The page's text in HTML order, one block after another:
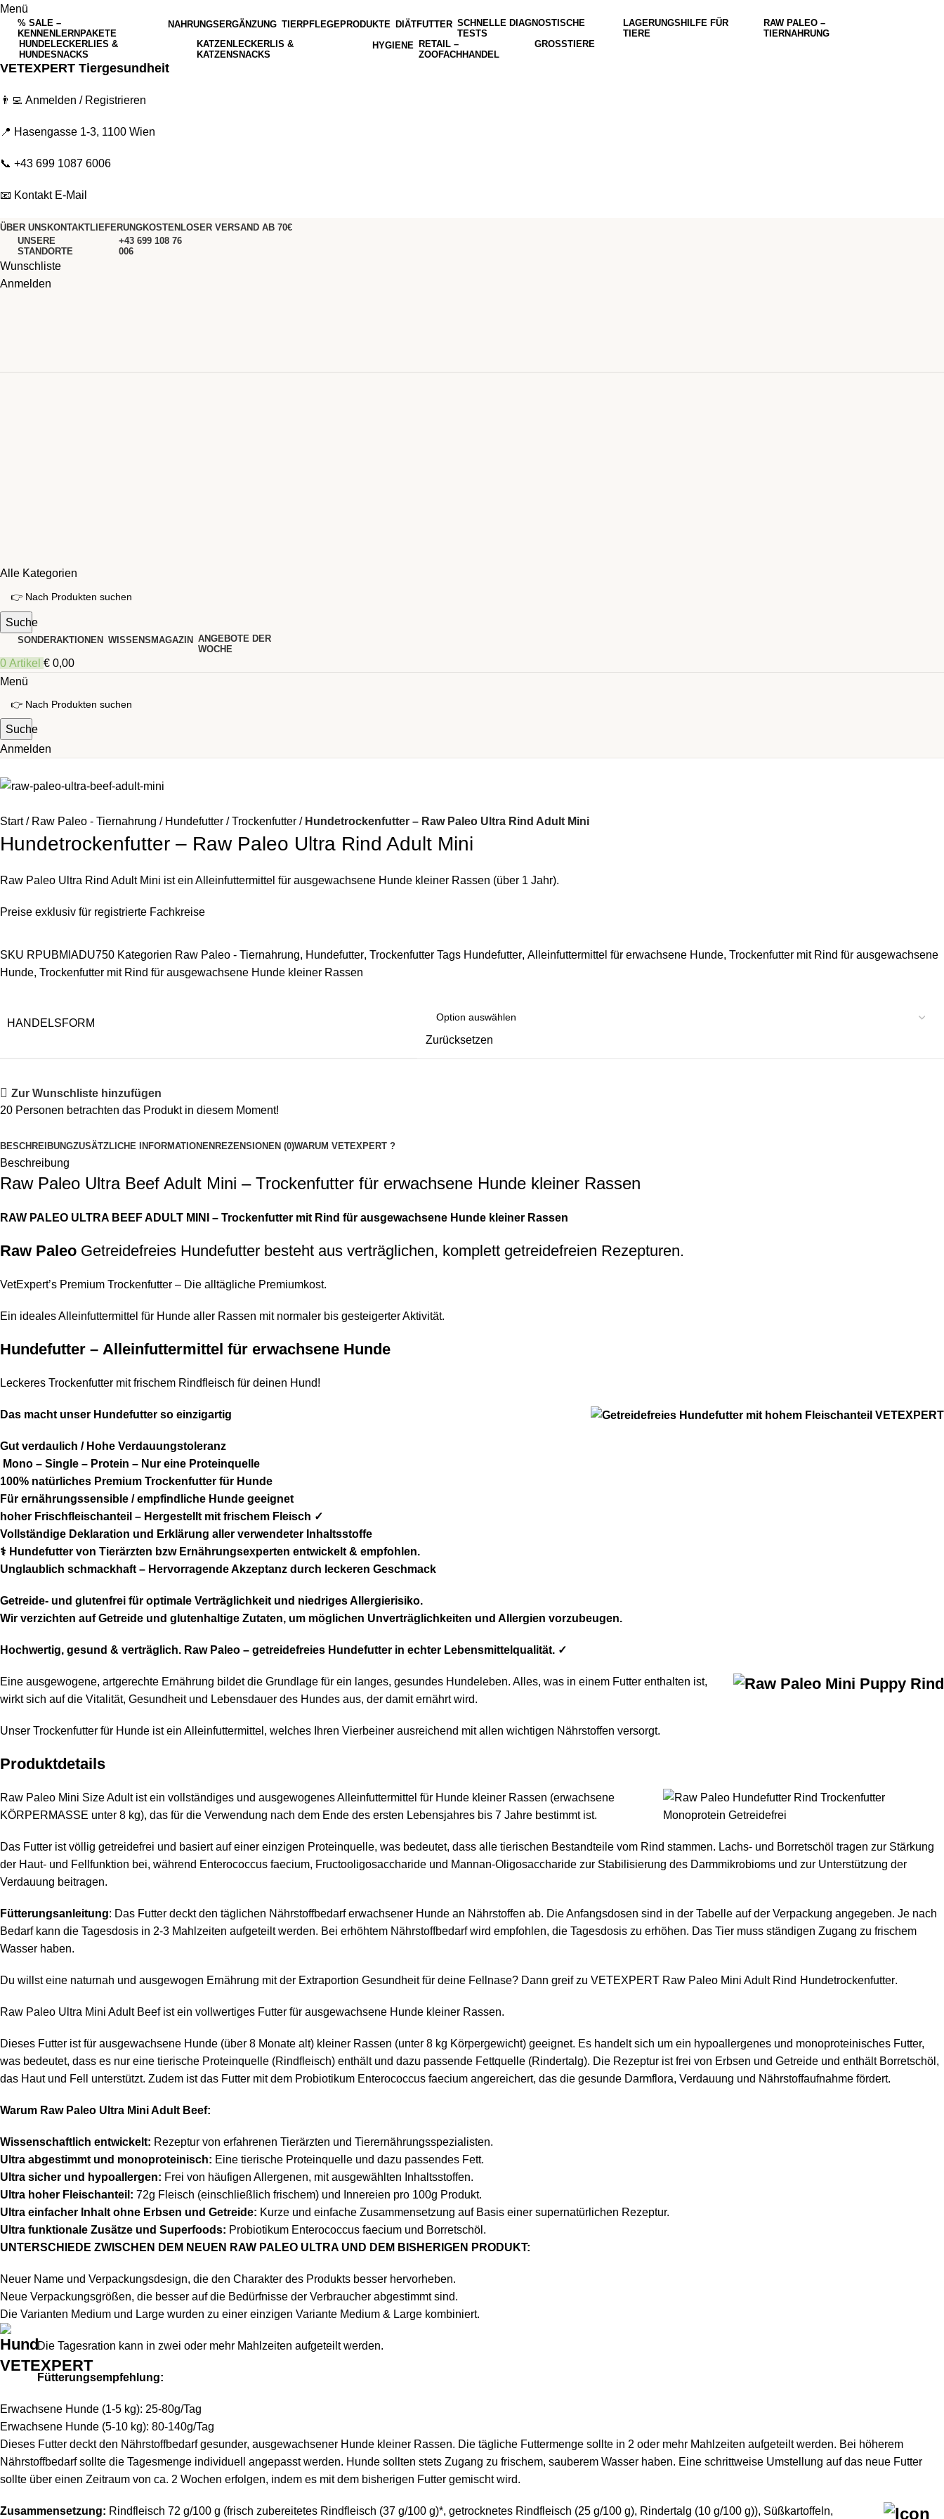
Menü
% SALE –
KENNENLERNPAKETE
NAHRUNGSERGÄNZUNG TIERPFLEGEPRODUKTE DIÄTFUTTER SCHNELLE DIAGNOSTISCHE
TESTS
LAGERUNGSHILFE FÜR
TIERE
RAW PALEO –
TIERNAHRUNG
HUNDELECKERLIES &
HUNDESNACKS
KATZENLECKERLIS &
KATZENSNACKS
HYGIENE
RETAIL –
ZOOFACHHANDEL
GROSSTIERE
VETEXPERT Tiergesundheit
👨‍💻 Anmelden / Registrieren
📍 Hasengasse 1-3, 1100 Wien
📞 +43 699 1087 6006
📧 Kontakt E-Mail
ÜBER UNS KONTAKTLIEFERUNGKOSTENLOSER VERSAND AB 70€
UNSERE
STANDORTE
+43 699 108 76
006
Wunschliste
Anmelden
Alle Kategorien
Suche
SONDERAKTIONEN WISSENSMAGAZIN ANGEBOTE DER
WOCHE
0 Artikel € 0,00
Menü
Suche
Anmelden
Start Raw Paleo - Tiernahrung Hundefutter Trockenfutter Hundetrockenfutter – Raw Paleo Ultra Rind Adult Mini
Hundetrockenfutter – Raw Paleo Ultra Rind Adult Mini
Raw Paleo Ultra Rind Adult Mini ist ein Alleinfuttermittel für ausgewachsene Hunde kleiner Rassen (über 1 Jahr).
Preise exklusiv für registrierte Fachkreise
SKU RPUBMIADU750 Kategorien Raw Paleo - Tiernahrung, Hundefutter, Trockenfutter Tags Hundefutter, Alleinfuttermittel für erwachsene Hunde, Trockenfutter mit Rind für ausgewachsene
Hunde, Trockenfutter mit Rind für ausgewachsene Hunde kleiner Rassen
HANDELSFORM
Zurücksetzen
Zur Wunschliste hinzufügen
20 Personen betrachten das Produkt in diesem Moment!
BESCHREIBUNGZUSÄTZLICHE INFORMATIONENREZENSIONEN (0)WARUM VETEXPERT ?
Beschreibung
Raw Paleo Ultra Beef Adult Mini – Trockenfutter für erwachsene Hunde kleiner Rassen
RAW PALEO ULTRA BEEF ADULT MINI – Trockenfutter mit Rind für ausgewachsene Hunde kleiner Rassen
Raw Paleo Getreidefreies Hundefutter besteht aus verträglichen, komplett getreidefreien Rezepturen.
VetExpert’s Premium Trockenfutter – Die alltägliche Premiumkost.
Ein ideales Alleinfuttermittel für Hunde aller Rassen mit normaler bis gesteigerter Aktivität.
Hundefutter – Alleinfuttermittel für erwachsene Hunde
Leckeres Trockenfutter mit frischem Rindfleisch für deinen Hund!
Das macht unser Hundefutter so einzigartig
Gut verdaulich / Hohe Verdauungstoleranz
Mono – Single – Protein – Nur eine Proteinquelle
100% natürliches Premium Trockenfutter für Hunde
Für ernährungssensible / empfindliche Hunde geeignet
hoher Frischfleischanteil – Hergestellt mit frischem Fleisch ✓
Vollständige Deklaration und Erklärung aller verwendeter Inhaltsstoffe
⚕️ Hundefutter von Tierärzten bzw Ernährungsexperten entwickelt & empfohlen.
Unglaublich schmackhaft – Hervorragende Akzeptanz durch leckeren Geschmack
Getreide- und glutenfrei für optimale Verträglichkeit und niedriges Allergierisiko.
Wir verzichten auf Getreide und glutenhaltige Zutaten, um möglichen Unverträglichkeiten und Allergien vorzubeugen.
Hochwertig, gesund & verträglich. Raw Paleo – getreidefreies Hundefutter in echter Lebensmittelqualität. ✓
Eine ausgewogene, artgerechte Ernährung bildet die Grundlage für ein langes, gesundes Hundeleben. Alles, was in einem Futter enthalten ist,
wirkt sich auf die Vitalität, Gesundheit und Lebensdauer des Hundes aus, der damit ernährt wird.
Unser Trockenfutter für Hunde ist ein Alleinfuttermittel, welches Ihren Vierbeiner ausreichend mit allen wichtigen Nährstoffen versorgt.
Produktdetails
Raw Paleo Mini Size Adult ist ein vollständiges und ausgewogenes Alleinfuttermittel für Hunde kleiner Rassen (erwachsene
KÖRPERMASSE unter 8 kg), das für die Verwendung nach dem Ende des ersten Lebensjahres bis 7 Jahre bestimmt ist.
Das Futter ist völlig getreidefrei und basiert auf einer einzigen Proteinquelle, was bedeutet, dass alle tierischen Bestandteile vom Rind stammen. Lachs- und Borretschöl tragen zur Stärkung
der Haut- und Fellfunktion bei, während Enterococcus faecium, Fructooligosaccharide und Mannan-Oligosaccharide zur Stabilisierung des Darmmikrobioms und zur Unterstützung der
Verdauung beitragen.
Fütterungsanleitung: Das Futter deckt den täglichen Nährstoffbedarf erwachsener Hunde an Nährstoffen ab. Die Anfangsdosen sind in der Tabelle auf der Verpackung angegeben. Je nach
Bedarf kann die Tagesdosis in 2-3 Mahlzeiten aufgeteilt werden. Bei erhöhtem Nährstoffbedarf wird empfohlen, die Tagesdosis zu erhöhen. Das Tier muss ständigen Zugang zu frischem
Wasser haben.
Du willst eine naturnah und ausgewogen Ernährung mit der Extraportion Gesundheit für deine Fellnase? Dann greif zu VETEXPERT Raw Paleo Mini Adult Rind Hundetrockenfutter.
Raw Paleo Ultra Mini Adult Beef ist ein vollwertiges Futter für ausgewachsene Hunde kleiner Rassen.
Dieses Futter ist für ausgewachsene Hunde (über 8 Monate alt) kleiner Rassen (unter 8 kg Körpergewicht) geeignet. Es handelt sich um ein hypoallergenes und monoproteinisches Futter,
was bedeutet, dass es nur eine tierische Proteinquelle (Rindfleisch) enthält und dazu passende Fettquelle (Rindertalg). Die Rezeptur ist frei von Erbsen und Getreide und enthält Borretschöl,
das Haut und Fell unterstützt. Zudem ist das Futter mit dem Probiotikum Enterococcus faecium angereichert, das die gesunde Darmflora, Verdauung und Nährstoffaufnahme fördert.
Warum Raw Paleo Ultra Mini Adult Beef:
Wissenschaftlich entwickelt: Rezeptur von erfahrenen Tierärzten und Tierernährungsspezialisten.
Ultra abgestimmt und monoproteinisch: Eine tierische Proteinquelle und dazu passendes Fett.
Ultra sicher und hypoallergen: Frei von häufigen Allergenen, mit ausgewählten Inhaltsstoffen.
Ultra hoher Fleischanteil: 72g Fleisch (einschließlich frischem) und Innereien pro 100g Produkt.
Ultra einfacher Inhalt ohne Erbsen und Getreide: Kurze und einfache Zusammensetzung auf Basis einer supernatürlichen Rezeptur.
Ultra funktionale Zusätze und Superfoods: Probiotikum Enterococcus faecium und Borretschöl.
UNTERSCHIEDE ZWISCHEN DEM NEUEN RAW PALEO ULTRA UND DEM BISHERIGEN PRODUKT:
Neuer Name und Verpackungsdesign, die den Charakter des Produkts besser hervorheben.
Neue Verpackungsgrößen, die besser auf die Bedürfnisse der Verbraucher abgestimmt sind.
Die Varianten Medium und Large wurden zu einer einzigen Variante Medium & Large kombiniert.
Die Tagesration kann in zwei oder mehr Mahlzeiten aufgeteilt werden.
Fütterungsempfehlung:
Erwachsene Hunde (1-5 kg): 25-80g/Tag
Erwachsene Hunde (5-10 kg): 80-140g/Tag
Dieses Futter deckt den Nährstoffbedarf gesunder, ausgewachsener Hunde kleiner Rassen. Die tägliche Futtermenge sollte in 2 oder mehr Mahlzeiten aufgeteilt werden. Bei höherem
Nährstoffbedarf sollte die Tagesmenge individuell angepasst werden. Hunde sollten stets Zugang zu frischem, sauberem Wasser haben. Eine schrittweise Umstellung auf das neue Futter
sollte über einen Zeitraum von ca. 2 Wochen erfolgen, indem es mit dem bisherigen Futter gemischt wird.
Zusammensetzung: Rindfleisch 72 g/100 g (frisch zubereitetes Rindfleisch (37 g/100 g)*, getrocknetes Rindfleisch (25 g/100 g), Rindertalg (10 g/100 g)), Süßkartoffeln,